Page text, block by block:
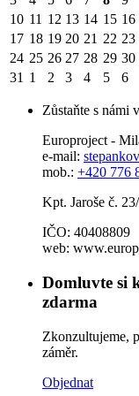
10 11 12 13 14 15 16
17 18 19 20 21 22 23
24 25 26 27 28 29 30
31 1 2 3 4 5 6
Zůstaňte s námi
Europroject -
e-mail:
mob.: +420 776
Kpt. Jaroše č.
IČO: 40408809
web:
Domluvte si
zdarma
Zkonzultujeme,
záměr.
Objednat